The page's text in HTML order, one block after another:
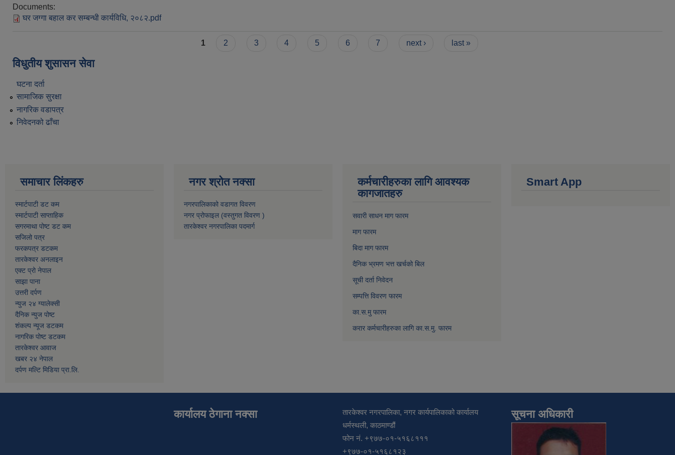
Documents:
घर जग्गा बहाल कर सम्बन्धी कार्यविधि, २०८२.pdf
1 2 3 4 5 6 7 next › last »
विधुतीय शुसासन सेवा
घटना दर्ता
सामाजिक सुरक्षा
नागरिक वडापत्र
निवेदनको ढाँचा
समाचार लिंकहरु
स्मार्टपाटी डट कम
स्मार्टपाटी साप्ताहिक
सगरमाथा पोष्ट डट कम
सजिलो पत्र
फरकपत्र डटकम
तारकेश्वर अनलाइन
एक्ट प्रो नेपाल
साझा पाना
उत्तरी दर्पण
न्युज २४ ग्यालेक्सी
दैनिक न्युज पोष्ट
शंकल्प न्यूज डटकम
नागरिक पोष्ट डटकम
तारकेश्वर आवाज
खबर २४ नेपाल
दर्पण मल्टि मिडिया प्रा.लि.
नगर श्रोत नक्सा
नगरपालिकाको वडागत विवरण
नगर प्रोफाइल (वस्तुगत विवरण )
तारकेश्वर नगरपालिका पदमार्ग
कर्मचारीहरुका लागि आवश्यक
कागजातहरु
सवारी साधन माग फारम
माग फारम
बिदा माग फारम
दैनिक भ्रमण भत्त खर्चको बिल
सूची दर्ता निवेदन
सम्पत्ति विवरण फारम
का.स.मु फारम
करार कर्मचारीहरुका लागि का.स.मु. फारम
Smart App
कार्यालय ठेगाना नक्सा
तारकेश्वर नगरपालिका, नगर कार्यपालिकाको कार्यालय
धर्मस्थली, काठमाण्डौं
फोन नं. +९७७-०१-५१६८१११
+९७७-०१-५१६८१२३
सूचना अधिकारी